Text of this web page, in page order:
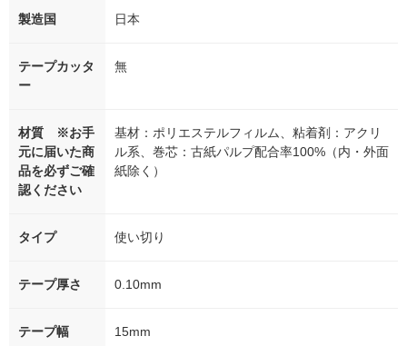
製造国 日本
テープカッタ
ー
無
材質 ※お手
元に届いた商
品を必ずご確
認ください
基材：ポリエステルフィルム、粘着剤：アクリ
ル系、巻芯：古紙パルプ配合率100%（内・外面
紙除く）
タイプ 使い切り
テープ厚さ 0.10mm
テープ幅 15mm